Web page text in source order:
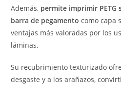
Además, permite imprimir PETG
barra de pegamento como capa
ventajas más valoradas por los
láminas.
Su recubrimiento texturizado
desgaste y a los arañazos,